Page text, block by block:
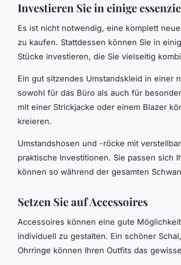
Investieren Sie in einige
Es ist nicht notwendig, eine komplett
zu kaufen. Stattdessen können Sie in
Stücke investieren, die Sie vielseitig
Ein gut sitzendes Umstandskleid in einer
sowohl für das Büro als auch für
mit einer Strickjacke oder einem Blazer
kreieren.
Umstandshosen und -röcke mit
praktische Investitionen. Sie passen sich
können so während der gesamten
Setzen Sie auf Accessoires
Accessoires können eine gute
individuell zu gestalten. Ein schöner
Ohrringe können Ihren Outfits das